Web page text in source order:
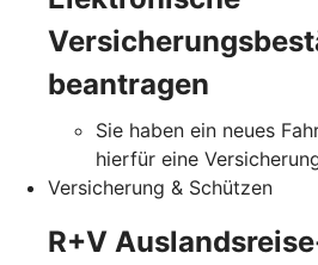
beantragen
Sie haben ein neues
hierfür eine
Versicherung & Schützen
R+V